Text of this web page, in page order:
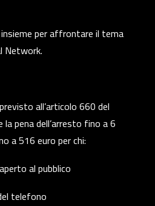
per affrontare il tema
Network.
all’articolo 660 del
la pena dell’arresto fino a 6
a 516 euro per chi:
al pubblico
telefono